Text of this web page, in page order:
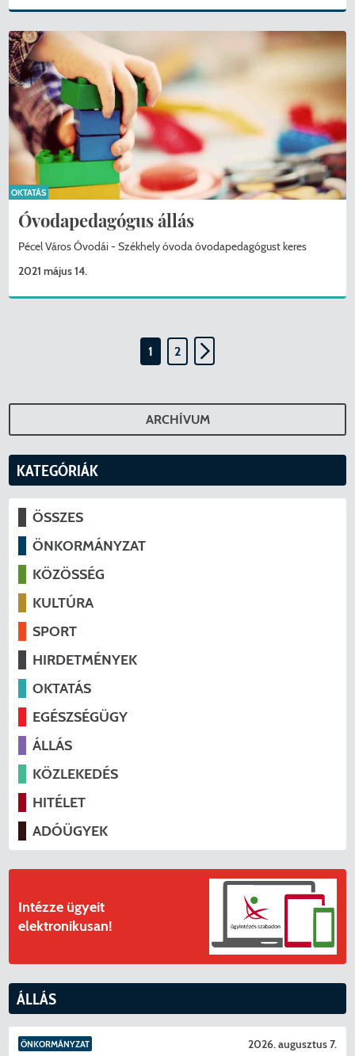
Óvodapedagógus állás
Pécel Város Óvodái - Székhely óvoda óvodapedagógust keres
2021 május 14.
OKTATÁS
1 2
ARCHÍVUM
KATEGÓRIÁK
ÖSSZES
ÖNKORMÁNYZAT
KÖZÖSSÉG
KULTÚRA
SPORT
HIRDETMÉNYEK
OKTATÁS
EGÉSZSÉGÜGY
ÁLLÁS
KÖZLEKEDÉS
HITÉLET
ADÓÜGYEK
Intézze ügyeit
elektronikusan!
ÁLLÁS
ÖNKORMÁNYZAT 2026. augusztus 7.